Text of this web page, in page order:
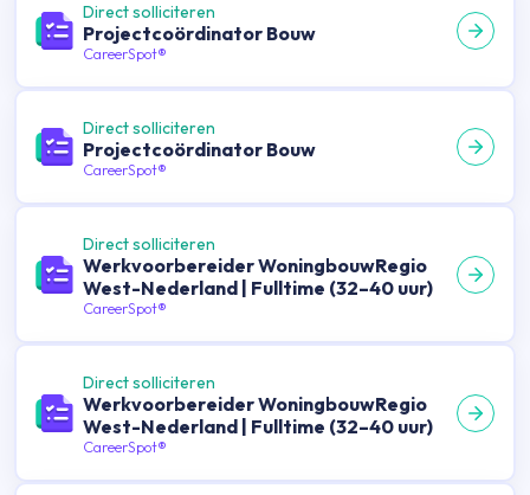
Direct solliciteren
Projectcoördinator Bouw
CareerSpot®
Direct solliciteren
Projectcoördinator Bouw
CareerSpot®
Direct solliciteren
Werkvoorbereider WoningbouwRegio
West-Nederland | Fulltime (32–40 uur)
CareerSpot®
Direct solliciteren
Werkvoorbereider WoningbouwRegio
West-Nederland | Fulltime (32–40 uur)
CareerSpot®